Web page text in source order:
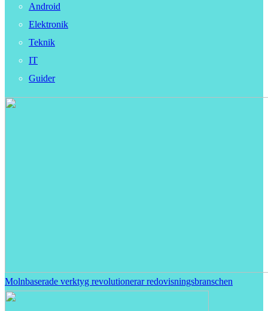
Android
Elektronik
Teknik
IT
Guider
Molnbaserade verktyg revolutionerar redovisningsbranschen